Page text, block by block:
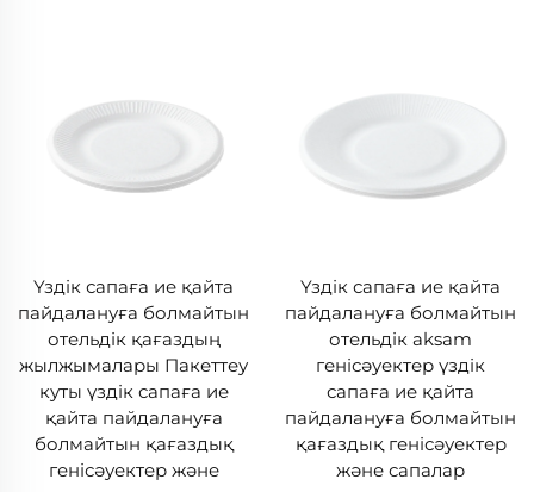
Үздік сапаға ие қайта
пайдалануға болмайтын
отельдік қағаздың
жылжымалары Пакеттеу
куты үздік сапаға ие
қайта пайдалануға
болмайтын қағаздық
генісәуектер және
Үздік сапаға ие қайта
пайдалануға болмайтын
отельдік аksam
генісәуектер үздік
сапаға ие қайта
пайдалануға болмайтын
қағаздық генісәуектер
және сапалар